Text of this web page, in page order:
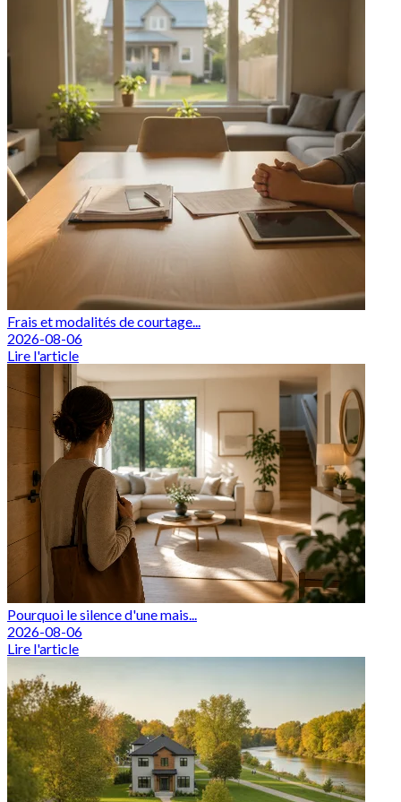
Frais et modalités de courtage...
2026-08-06
Lire l'article
Pourquoi le silence d'une mais...
2026-08-06
Lire l'article